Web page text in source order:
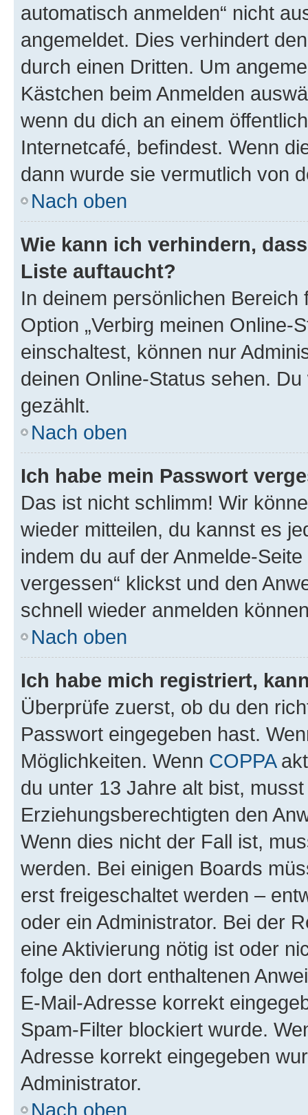
automatisch anmelden“ nicht
angemeldet. Dies verhindert
durch einen Dritten. Um
Kästchen beim Anmelden
wenn du dich an einem
Internetcafé, befindest. Wenn
dann wurde sie vermutlich von
Nach oben
Wie kann ich verhindern,
Liste auftaucht?
In deinem persönlichen
Option „Verbirg meinen Online-
einschaltest, können nur
deinen Online-Status sehen.
gezählt.
Nach oben
Ich habe mein Passwort
Das ist nicht schlimm! Wir
wieder mitteilen, du kannst es
indem du auf der Anmelde-
vergessen“ klickst und den
schnell wieder anmelden
Nach oben
Ich habe mich registriert,
Überprüfe zuerst, ob du den
Passwort eingegeben hast.
Möglichkeiten. Wenn COPPA
du unter 13 Jahre alt bist,
Erziehungsberechtigten den
Wenn dies nicht der Fall ist,
werden. Bei einigen Boards
erst freigeschaltet werden –
oder ein Administrator. Bei der
eine Aktivierung nötig ist oder
folge den dort enthaltenen
E-Mail-Adresse korrekt
Spam-Filter blockiert wurde.
Adresse korrekt eingegeben
Administrator.
Nach oben